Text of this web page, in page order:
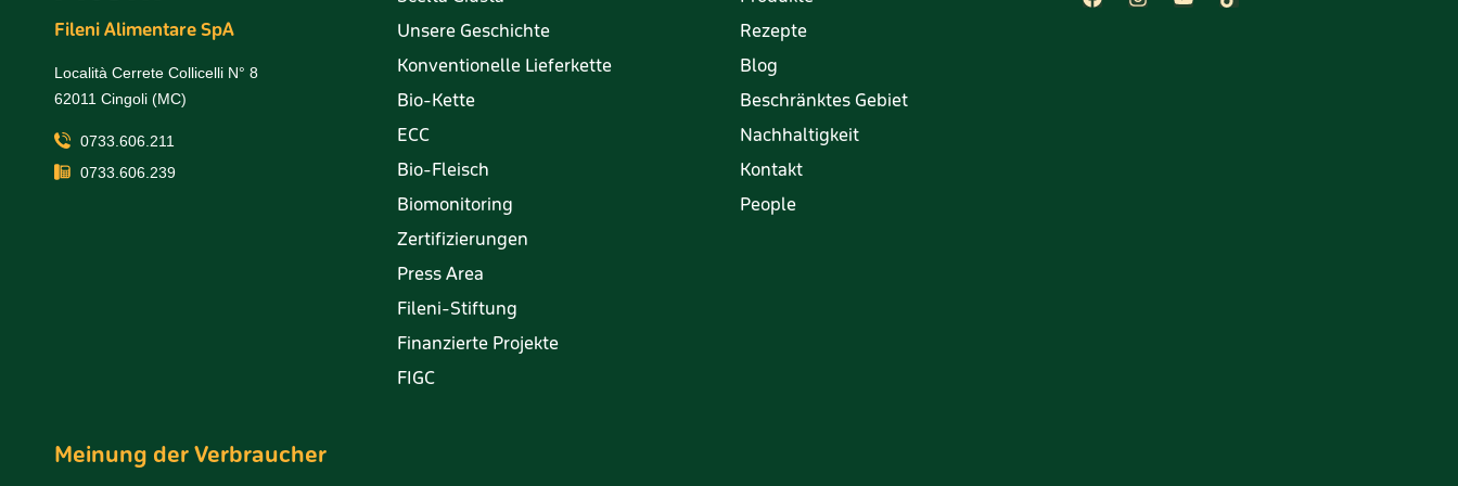
Fileni Alimentare SpA
Località Cerrete Collicelli N° 8
62011 Cingoli (MC)
0733.606.211
0733.606.239
Unsere Geschichte
Konventionelle Lieferkette
Bio-Kette
ECC
Bio-Fleisch
Biomonitoring
Zertifizierungen
Press Area
Fileni-Stiftung
Finanzierte Projekte
FIGC
Rezepte
Blog
Beschränktes Gebiet
Nachhaltigkeit
Kontakt
People
Meinung der Verbraucher